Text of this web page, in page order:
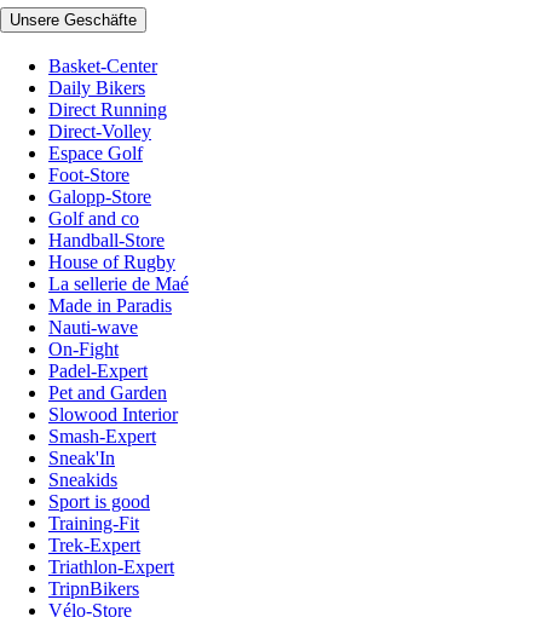
Unsere Geschäfte
Basket-Center
Daily Bikers
Direct Running
Direct-Volley
Espace Golf
Foot-Store
Galopp-Store
Golf and co
Handball-Store
House of Rugby
La sellerie de Maé
Made in Paradis
Nauti-wave
On-Fight
Padel-Expert
Pet and Garden
Slowood Interior
Smash-Expert
Sneak'In
Sneakids
Sport is good
Training-Fit
Trek-Expert
Triathlon-Expert
TripnBikers
Vélo-Store